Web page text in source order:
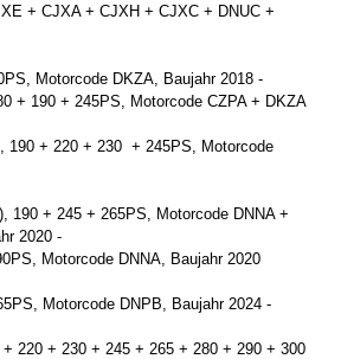
+ CJXA + CJXH + CJXC + DNUC +
Mo­tor­code DKZA, Bau­jahr 2018 -
+ 190 + 245PS, Mo­tor­code CZPA + DKZA
190 + 220 + 230 + 245PS, Mo­tor­code
190 + 245 + 265PS, Mo­tor­code DNNA +
2020 -
Mo­tor­code DNNA, Bau­jahr 2020
Mo­tor­code DNPB, Bau­jahr 2024 -
220 + 230 + 245 + 265 + 280 + 290 + 300